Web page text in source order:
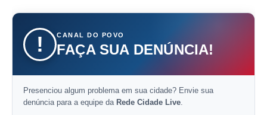
! CANAL DO POVO
FAÇA SUA DENÚNCIA!
Presenciou algum problema em sua cidade? Envie sua
denúncia para a equipe da Rede Cidade Live.